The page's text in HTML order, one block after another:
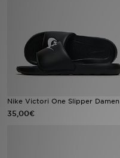
Nike Victori One Slipper Damen
35,00€
Bestsellers
JD Exklusives
Fußball